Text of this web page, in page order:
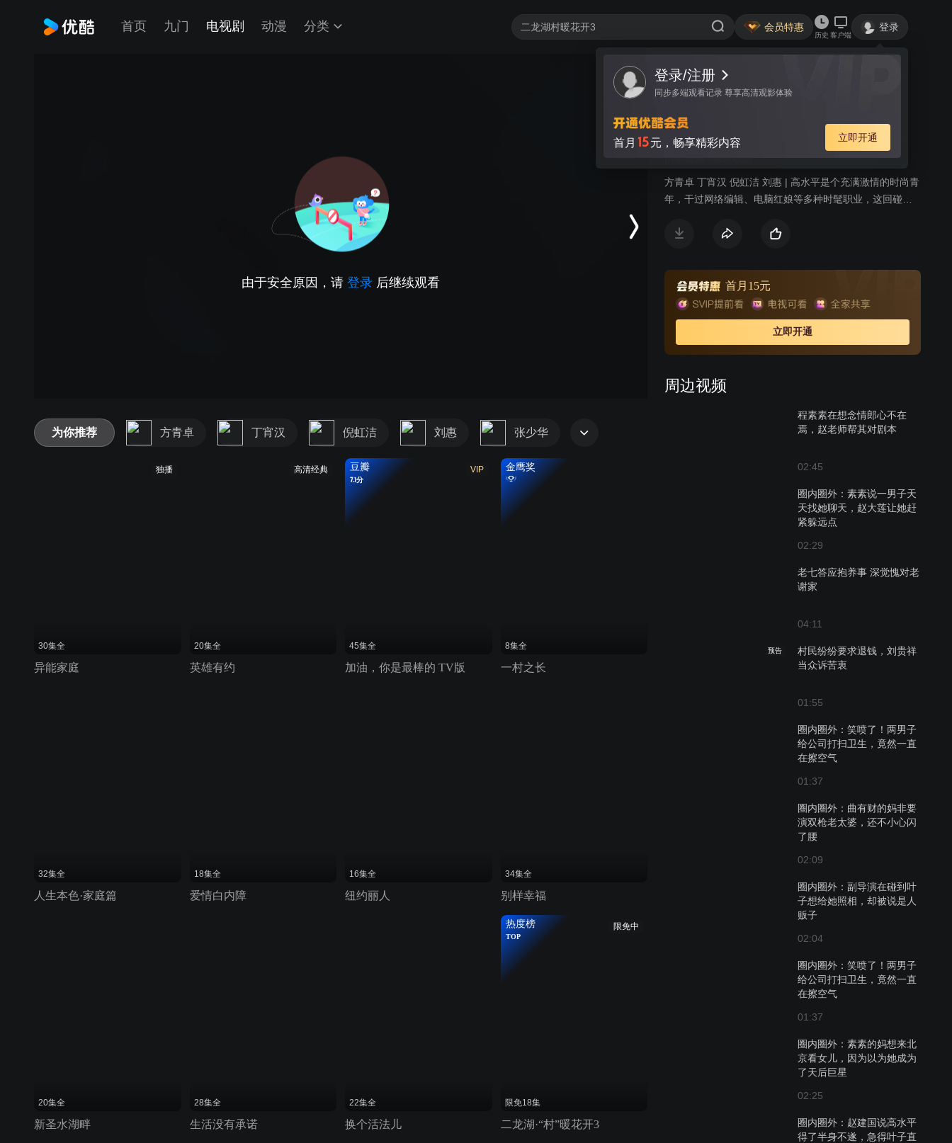
首页 九门 电视剧 动漫 分类 会员特惠
历史 客户端
登录
登录/注册
同步多端观看记录 尊享高清观影体验
首月 15元，畅享精彩内容 立即开通
由于安全原因，请 登录 后继续观看
视频 讨论
圈内圈外
都市职场
方青卓 丁宵汉 倪虹洁 刘惠 | 高水平是个充满激情的时尚青
年，干过网络编辑、电脑红娘等多种时髦职业，这回碰上
是个从小热爱艺术的人。为了圆他儿时的一个梦想，曲有
公司担任办公室主任。有才文化传播公司开张后，开办演
员培训班、策划各种题材的文学剧本、包装明星、寻找各
种投资的机会，忙得不亦乐乎。但高水平其人空有一腔热
情，在这过程中没少吃亏，经历太多阴差阳错的事。最后
大家渐渐明白，任何成功都不是白来的。大家开始踏踏实
首月15元
立即开通
周边视频
程素素在想念情郎心不在
焉，赵老师帮其对剧本
02:45
圈内圈外：素素说一男子天
天找她聊天，赵大莲让她赶
紧躲远点
02:29
老七答应抱养事 深觉愧对老
谢家
04:11
预告
村民纷纷要求退钱，刘贵祥
当众诉苦衷
01:55
圈内圈外：笑喷了！两男子
给公司打扫卫生，竟然一直
在擦空气
01:37
圈内圈外：曲有财的妈非要
演双枪老太婆，还不小心闪
了腰
02:09
圈内圈外：副导演在碰到叶
子想给她照相，却被说是人
贩子
02:04
圈内圈外：笑喷了！两男子
给公司打扫卫生，竟然一直
在擦空气
01:37
圈内圈外：素素的妈想来北
京看女儿，因为以为她成为
了天后巨星
02:25
圈内圈外：赵建国说高水平
得了半身不遂，急得叶子直
为你推荐 方青卓 丁宵汉 倪虹洁 刘惠 张少华
独播
30集全
异能家庭
高清经典
20集全
英雄有约
VIP
豆瓣
7.1分
45集全
加油，你是最棒的 TV版
金鹰奖
8集全
一村之长
32集全
人生本色·家庭篇
18集全
爱情白内障
16集全
纽约丽人
34集全
别样幸福
20集全
新圣水湖畔
28集全
生活没有承诺
22集全
换个活法儿
限免中
热度榜
TOP
限免18集
二龙湖·“村”暖花开3